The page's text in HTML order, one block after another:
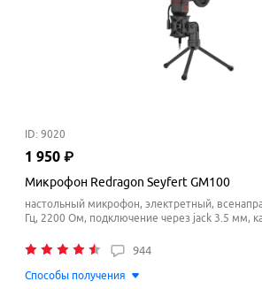
ID: 9020
1 950 ₽
Микрофон Redragon Seyfert GM100
настольный микрофон, электретный,
Гц, 2200 Ом, подключение через jack 3.5 мм,
944
Способы получения